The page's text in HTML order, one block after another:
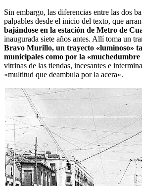
Sin embargo, las diferencias entre las dos
palpables desde el inicio del texto, que
bajándose en la estación de Metro de
inaugurada siete años antes. Allí toma un
Bravo Murillo, un trayecto «luminoso»
municipales como por la «muchedumbre
vitrinas de las tiendas, incesantes e
«multitud que deambula por la acera».